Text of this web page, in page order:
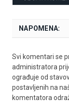
NAPOMENA:
Svi komentari se
administratora
ograđuje od
postavljenih na
komentatora